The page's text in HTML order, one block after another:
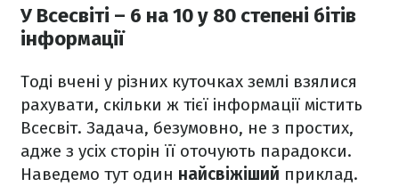
У Всесвіті – 6 на 10 у 80 степені бітів
інформації
Тоді вчені у різних куточках землі взялися
рахувати, скільки ж тієї інформації містить
Всесвіт. Задача, безумовно, не з простих,
адже з усіх сторін її оточують парадокси.
Наведемо тут один найсвіжіший приклад.